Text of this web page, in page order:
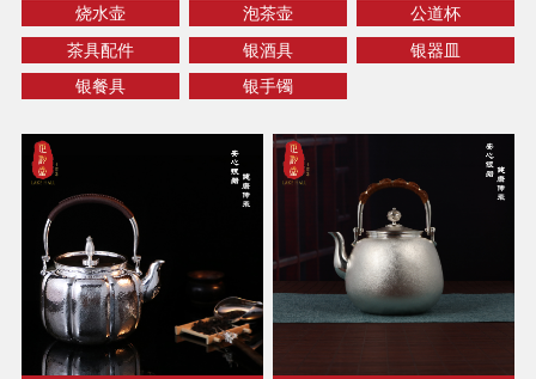
烧水壶
泡茶壶
公道杯
茶具配件
银酒具
银器皿
银餐具
银手镯